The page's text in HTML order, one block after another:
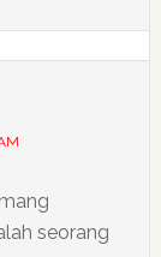
seorang